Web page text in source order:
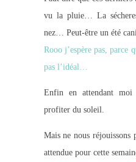
vu la pluie… La
nez… Peut-être un été
Rooo j’espère pas, parce
pas l’idéal…
Enfin en attendant
profiter du soleil.
Mais ne nous
attendue pour cette